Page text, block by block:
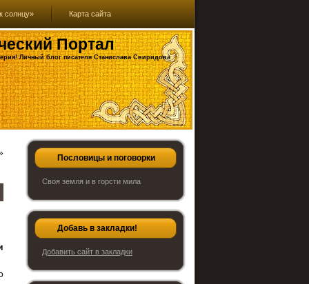
солнцу» Карта сайта
Портал
Личный блог писателя Станислава Свиридова
Пословицы и поговорки
Своя земля и в горсти мила
Добавь в закладки!
Добавить сайт в закладки